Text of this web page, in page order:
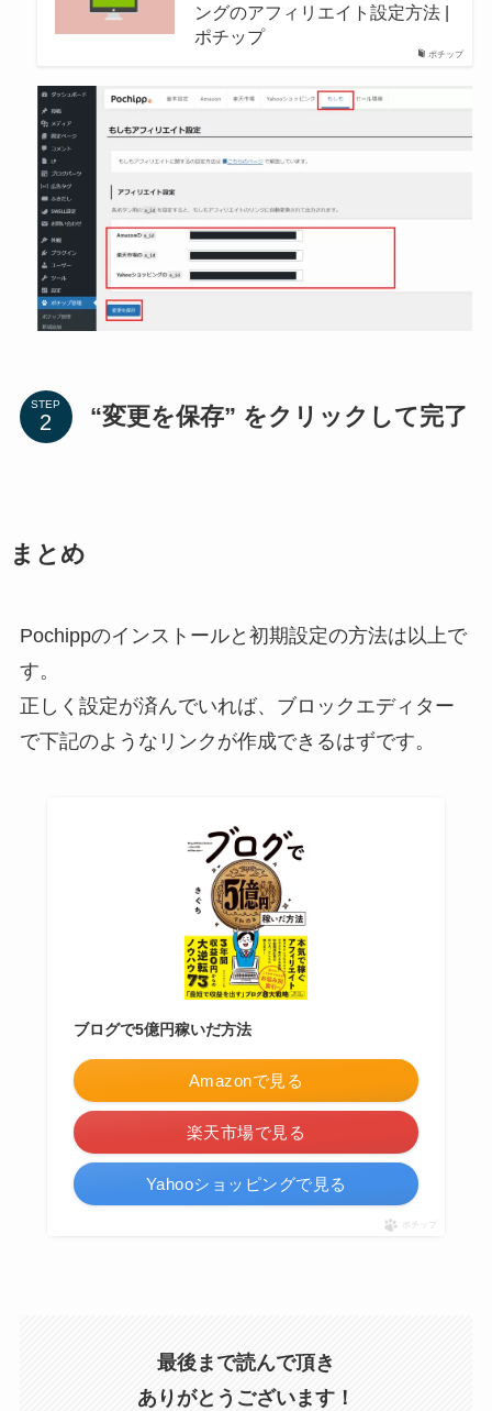
ポチップ
ングのアフィリエイト設定方法 |
ポチップ
STEP “変更を保存” をクリックして完了
まとめ
Pochippのインストールと初期設定の方法は以上で
す。
正しく設定が済んでいれば、ブロックエディター
で下記のようなリンクが作成できるはずです。
ブログで5億円稼いだ方法
Amazonで見る
楽天市場で見る
Yahooショッピングで見る
ポチップ
最後まで読んで頂き
ありがとうございます！